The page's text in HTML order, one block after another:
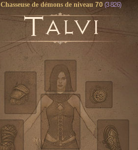
Chasseuse de démons de niveau 70(3 826)
TALVI